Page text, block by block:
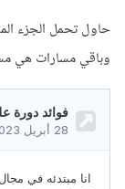
حاول تحمل الجزء
وباقي مسارات هي